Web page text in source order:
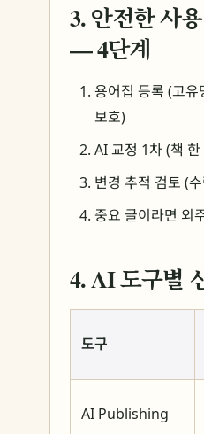
3. 안전한 사
— 4단계
용어집 등록 (고유
보호)
AI 교정 1차 (책
변경 추적 검토 (
중요 글이라면 외
4. AI 도구별
도구
AI Publishing